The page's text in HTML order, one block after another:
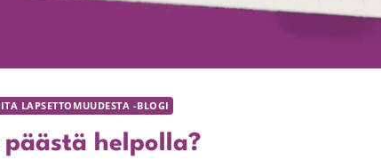
LAPSETTOMUUDESTA -BLOGI
päästä helpolla?